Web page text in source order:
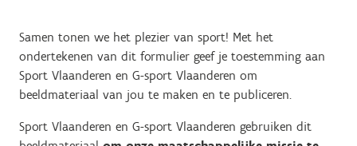
Samen tonen we het plezier van sport! Met het
ondertekenen van dit formulier geef je toestemming aan
Sport Vlaanderen en G-sport Vlaanderen om
beeldmateriaal van jou te maken en te publiceren.
Sport Vlaanderen en G-sport Vlaanderen gebruiken dit